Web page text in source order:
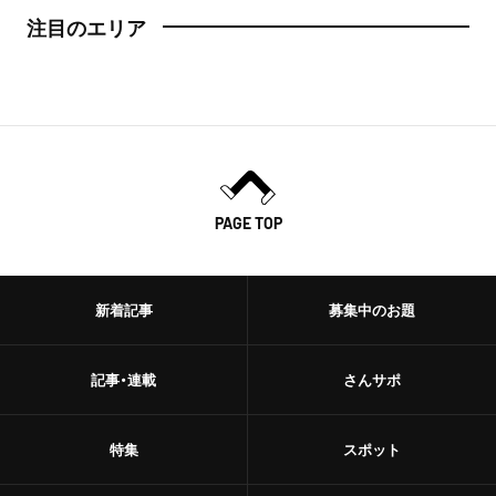
注目のエリア
PAGE TOP
新着記事
記事・連載
特集
募集中のお題
さんサポ
スポット